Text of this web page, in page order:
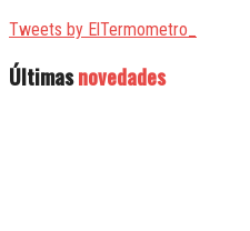
Tweets by ElTermometro_
Últimasnovedades